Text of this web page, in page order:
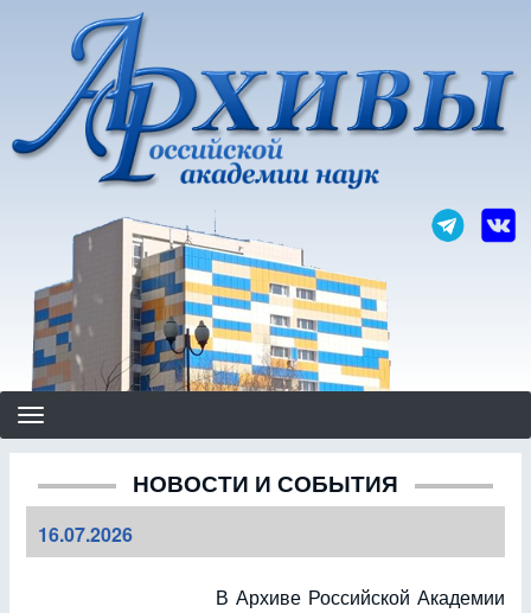
основному
содержанию
НОВОСТИ И СОБЫТИЯ
16.07.2026
В Архиве Российской Академии